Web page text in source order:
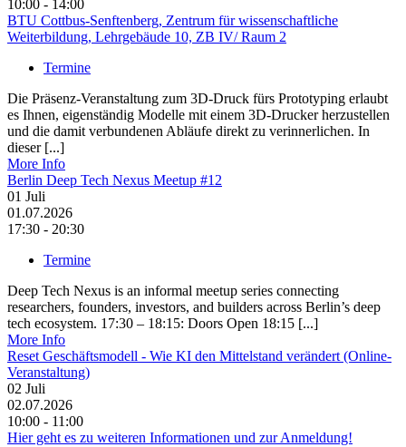
10:00 - 14:00
BTU Cottbus-Senftenberg, Zentrum für wissenschaftliche
Weiterbildung, Lehrgebäude 10, ZB IV/ Raum 2
Termine
Die Präsenz-Veranstaltung zum 3D-Druck fürs Prototyping erlaubt
es Ihnen, eigenständig Modelle mit einem 3D-Drucker herzustellen
und die damit verbundenen Abläufe direkt zu verinnerlichen. In
dieser [...]
More Info
Berlin Deep Tech Nexus Meetup #12
01 Juli
01.07.2026
17:30 - 20:30
Termine
Deep Tech Nexus is an informal meetup series connecting
researchers, founders, investors, and builders across Berlin’s deep
tech ecosystem. ​17:30 – 18:15: Doors Open 18:15 [...]
More Info
Reset Geschäftsmodell - Wie KI den Mittelstand verändert (Online-
Veranstaltung)
02 Juli
02.07.2026
10:00 - 11:00
Hier geht es zu weiteren Informationen und zur Anmeldung!